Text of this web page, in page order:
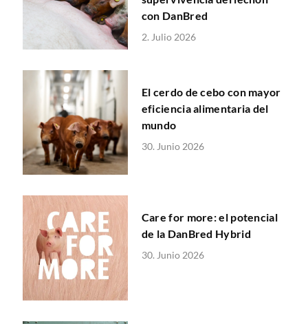
con DanBred
2. Julio 2026
El cerdo de cebo con mayor
eficiencia alimentaria del
mundo
30. Junio 2026
Care for more: el potencial
de la DanBred Hybrid
30. Junio 2026